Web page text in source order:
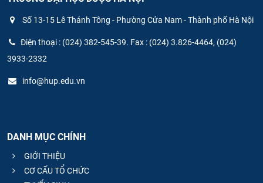
Số 13-15 Lê Thánh Tông - Phường Cửa Nam - Thành phố Hà Nội
Điện thoại : (024) 382-545-39. Fax : (024) 3.826-4464, (024)
3933-2332
info@hup.edu.vn
DANH MỤC CHÍNH
GIỚI THIỆU
CƠ CẤU TỔ CHỨC